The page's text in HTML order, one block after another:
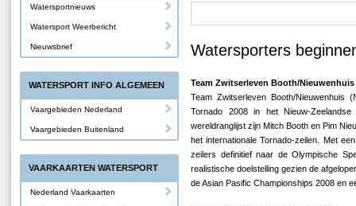
Watersporters
Team Zwitserleven Booth/
Team Zwitserleven Booth/
Tornado 2008 in het Nieuw-
wereldranglijst zijn Mitch Booth en Pim
het internationale Tornado-zeilen. Met
zeilers definitief naar de Olympische
realistische doelstelling gezien de
de Asian Pasific Championships 2008 en
Watersportnieuws
Watersport Weerbericht
Nieuwsbrief
WATERSPORT INFO ALGEMEEN
Vaargebieden Nederland
Vaargebieden Buitenland
VAARKAARTEN WATERSPORT
Nederland Vaarkaarten